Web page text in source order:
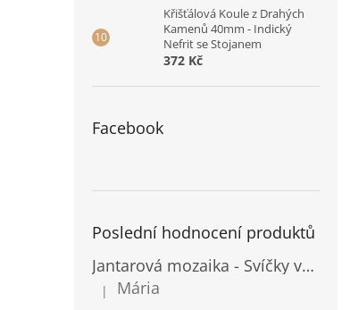
Křišťálová Koule z Drahých
Kamenů 40mm - Indický
Nefrit se Stojanem
372 Kč
Facebook
Poslední hodnocení produktů
Jantarová mozaika - Svíčky ve skleněných dózách - Vysoké
Hodnocení produktu je 5 z 5 hvězdiček.
| Mária